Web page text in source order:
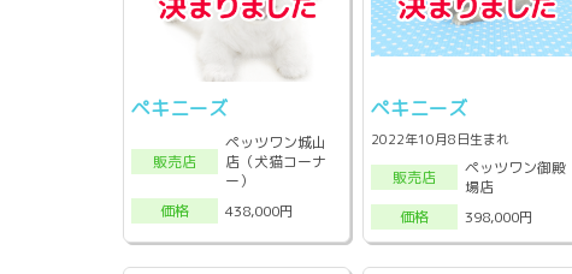
ペキニーズ
販売店
ペッツワン城山
店（犬猫コーナ
ー）
価格
438,000円
ペキニーズ
2022年10月8日生まれ
販売店
ペッツワン御殿
場店
価格
398,000円